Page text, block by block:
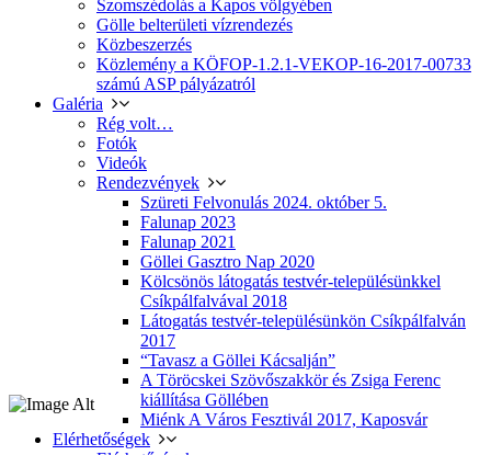
Szomszédolás a Kapos völgyében
Gölle belterületi vízrendezés
Közbeszerzés
Közlemény a KÖFOP-1.2.1-VEKOP-16-2017-00733
számú ASP pályázatról
Galéria
Rég volt…
Fotók
Videók
Rendezvények
Szüreti Felvonulás 2024. október 5.
Falunap 2023
Falunap 2021
Göllei Gasztro Nap 2020
Kölcsönös látogatás testvér-településünkkel
Csíkpálfalvával 2018
Látogatás testvér-településünkön Csíkpálfalván
2017
“Tavasz a Göllei Kácsalján”
A Töröcskei Szövőszakkör és Zsiga Ferenc
kiállítása Göllében
Miénk A Város Fesztivál 2017, Kaposvár
Elérhetőségek